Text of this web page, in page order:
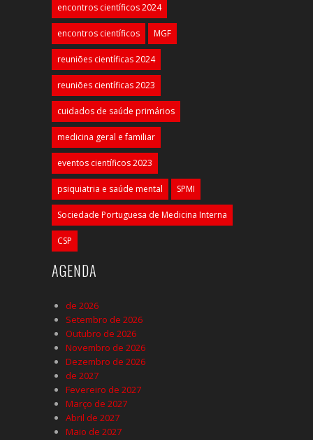
encontros científicos 2024
encontros científicos MGF
reuniões científicas 2024
reuniões científicas 2023
cuidados de saúde primários
medicina geral e familiar
eventos científicos 2023
psiquiatria e saúde mental SPMI
Sociedade Portuguesa de Medicina Interna
CSP
AGENDA
de 2026
Setembro de 2026
Outubro de 2026
Novembro de 2026
Dezembro de 2026
de 2027
Fevereiro de 2027
Março de 2027
Abril de 2027
Maio de 2027